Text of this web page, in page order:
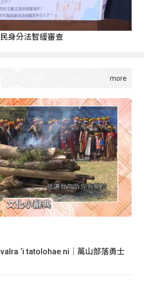
身分法暫緩審查
‘i tatolohae ni｜萬山部落勇士